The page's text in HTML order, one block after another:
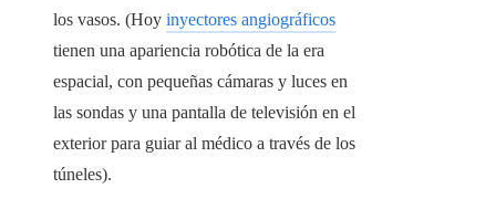
los vasos. (Hoy inyectores angiográficos
tienen una apariencia robótica de la era
espacial, con pequeñas cámaras y luces en
las sondas y una pantalla de televisión en el
exterior para guiar al médico a través de los
túneles).